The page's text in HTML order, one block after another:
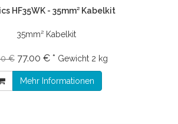
HF35WK - 35mm² Kabelkit
35mm² Kabelkit
€ 77.00 € * Gewicht 2 kg
Mehr Informationen